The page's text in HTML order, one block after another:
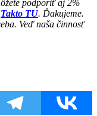
podporiť aj 2%
Takto TU. Ďakujeme.
Veď naša činnosť